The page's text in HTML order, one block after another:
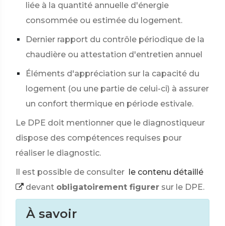
liée à la quantité annuelle d'énergie
consommée ou estimée du logement.
Dernier rapport du contrôle périodique de la
chaudière ou attestation d'entretien annuel
Éléments d'appréciation sur la capacité du
logement (ou une partie de celui-ci) à assurer
un confort thermique en période estivale.
Le DPE doit mentionner que le diagnostiqueur
dispose des compétences requises pour
réaliser le diagnostic.
Il est possible de consulter le contenu détaillé
devant obligatoirement figurer sur le DPE.
À savoir